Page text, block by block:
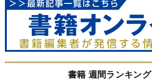
書籍 週間ランキング